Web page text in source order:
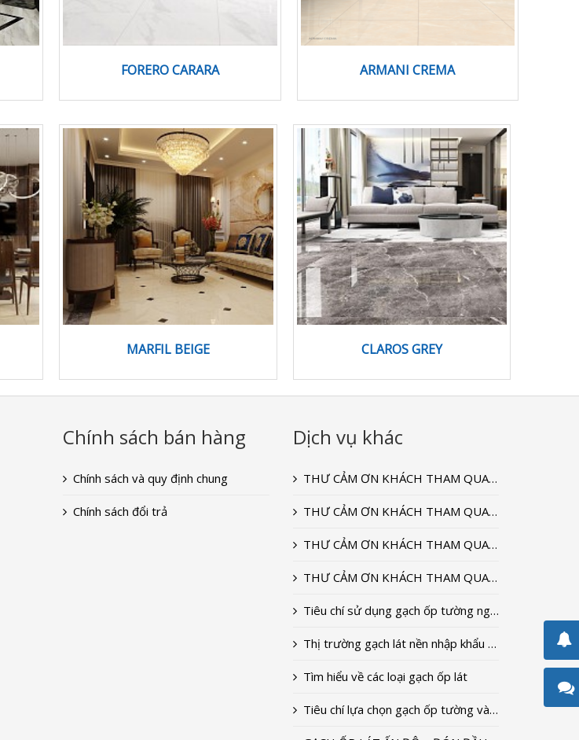
FORERO CARARA ARMANI CREMA
MARFIL BEIGE CLAROS GREY
Chính sách bán hàng
Chính sách và quy định chung
Chính sách đổi trả
Dịch vụ khác
THƯ CẢM ƠN KHÁCH THAM QUAN GIAN HÀNG CỦA ĐẠI DƯƠNG CERAMIC TẠI TRIỂN LÃM VIETBUILD T9-2022
THƯ CẢM ƠN KHÁCH THAM QUAN GIAN HÀNG CỦA ĐẠI DƯƠNG CERAMIC TẠI TRIỂN LÃM VIETBUILD T9-2020
THƯ CẢM ƠN KHÁCH THAM QUAN GIAN HÀNG CỦA ĐẠI DƯƠNG CERAMIC TẠI TRIỂN LÃM VIETBUILD T9-2018
THƯ CẢM ƠN KHÁCH THAM QUAN GIAN HÀNG CỦA ĐẠI DƯƠNG CERAMIC TẠI TRIỂN LÃM VIETBUILD 2018
Tiêu chí sử dụng gạch ốp tường ngoài trời
Thị trường gạch lát nền nhập khẩu 2018
Tìm hiểu về các loại gạch ốp lát
Tiêu chí lựa chọn gạch ốp tường và lát nền